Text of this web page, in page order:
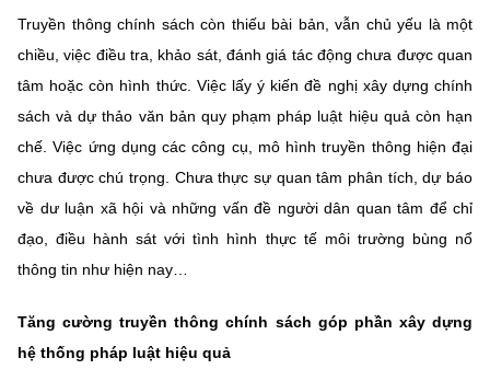
Truyền thông chính sách còn thiếu bài bản, vẫn chủ yếu là một
chiều, việc điều tra, khảo sát, đánh giá tác động chưa được quan
tâm hoặc còn hình thức. Việc lấy ý kiến đề nghị xây dựng chính
sách và dự thảo văn bản quy phạm pháp luật hiệu quả còn hạn
chế. Việc ứng dụng các công cụ, mô hình truyền thông hiện đại
chưa được chú trọng. Chưa thực sự quan tâm phân tích, dự báo
về dư luận xã hội và những vấn đề người dân quan tâm để chỉ
đạo, điều hành sát với tình hình thực tế môi trường bùng nổ
thông tin như hiện nay…
Tăng cường truyền thông chính sách góp phần xây dựng
hệ thống pháp luật hiệu quả